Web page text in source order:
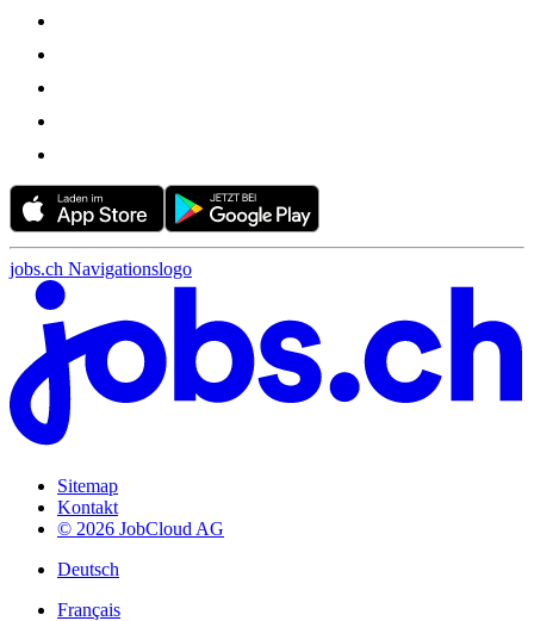
jobs.ch Navigationslogo
Sitemap
Kontakt
© 2026 JobCloud AG
Deutsch
Français